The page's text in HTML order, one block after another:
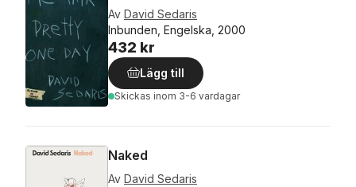
Av David Sedaris
Inbunden, Engelska, 2000
432 kr
Lägg till
Skickas inom 3-6 vardagar
Naked
Av David Sedaris